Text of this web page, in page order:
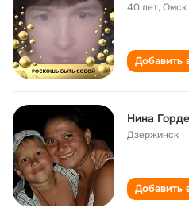
40 лет,Омск
Добавить
Нина
Дзержинск
Добавить